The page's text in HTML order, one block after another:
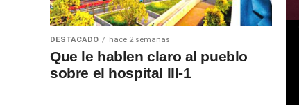
DESTACADO hace 2 semanas
Que le hablen claro al pueblo
sobre el hospital III-1